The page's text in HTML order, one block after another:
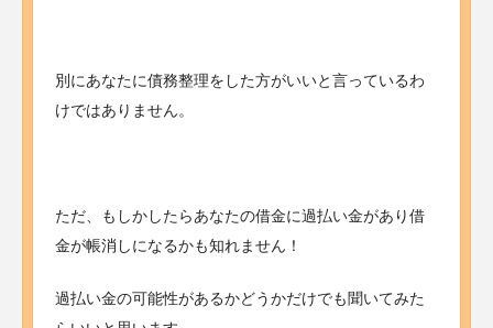
別にあなたに債務整理をした方がいいと言っているわ
けではありません。
ただ、もしかしたらあなたの借金に過払い金があり借
金が帳消しになるかも知れません！
過払い金の可能性があるかどうかだけでも聞いてみた